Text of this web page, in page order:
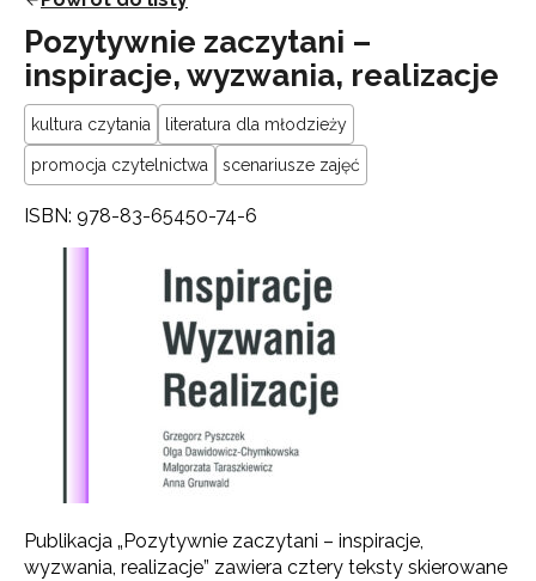
Pozytywnie zaczytani –
inspiracje, wyzwania, realizacje
kultura czytania literatura dla młodzieży
promocja czytelnictwa scenariusze zajęć
ISBN: 978-83-65450-74-6
Publikacja „Pozytywnie zaczytani – inspiracje,
wyzwania, realizacje” zawiera cztery teksty skierowane